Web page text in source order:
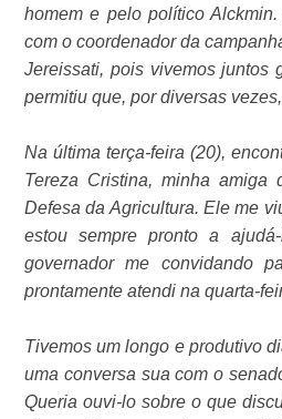
homem e pelo político
com o coordenador da
Jereissati, pois vivemos juntos
permitiu que, por diversas
Na última terça-feira (20),
Tereza Cristina, minha
Defesa da Agricultura. Ele me
estou sempre pronto a
governador me convidando
prontamente atendi na quarta-
Tivemos um longo e produtivo
uma conversa sua com o
Queria ouvi-lo sobre o que